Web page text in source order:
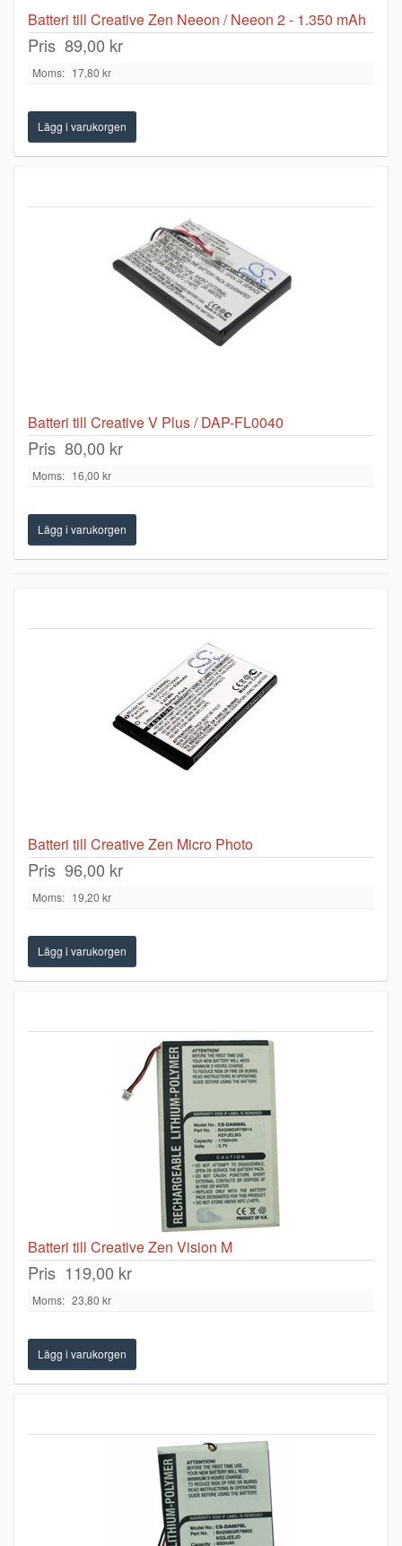
Batteri till Creative Zen Neeon / Neeon 2 - 1.350 mAh
Pris 89,00 kr
Moms: 17,80 kr
Batteri till Creative V Plus / DAP-FL0040
Pris 80,00 kr
Moms: 16,00 kr
Batteri till Creative Zen Micro Photo
Pris 96,00 kr
Moms: 19,20 kr
Batteri till Creative Zen Vision M
Pris 119,00 kr
Moms: 23,80 kr